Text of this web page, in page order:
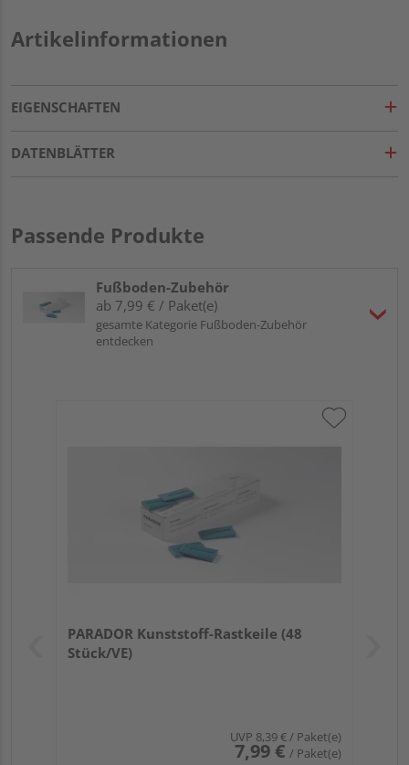
Artikelinformationen
EIGENSCHAFTEN
DATENBLÄTTER
Passende Produkte
Fußboden-Zubehör
ab 7,99 € / Paket(e)
gesamte Kategorie Fußboden-Zubehör
entdecken
PARADOR Kunststoff-Rastkeile (48
Stück/VE)
UVP 8,39 €/ Paket(e)
7,99 € / Paket(e)